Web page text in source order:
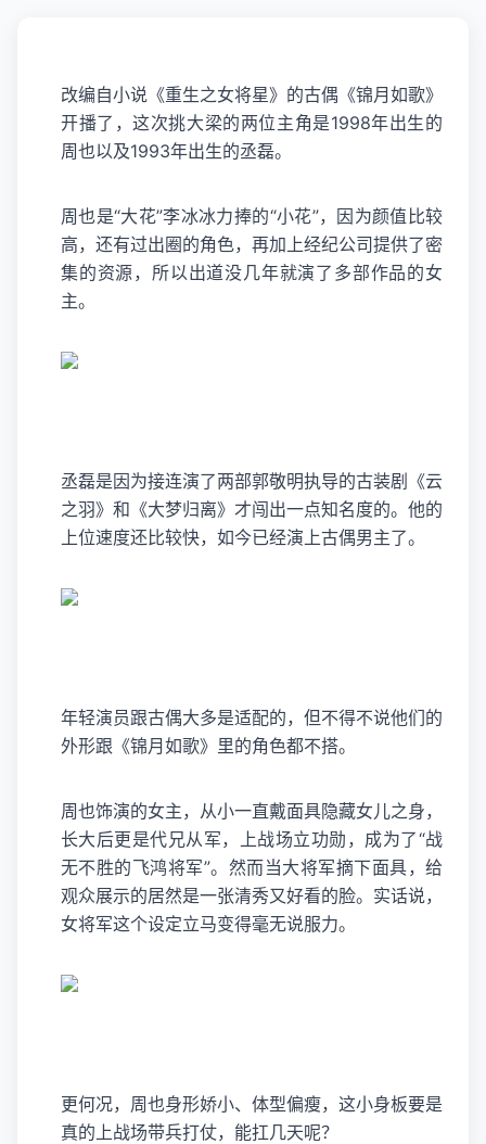
改编自小说《重生之女将星》的古偶《锦月如歌》
开播了，这次挑大梁的两位主角是1998年出生的
周也以及1993年出生的丞磊。
周也是“大花”李冰冰力捧的“小花”，因为颜值比较
高，还有过出圈的角色，再加上经纪公司提供了密
集的资源，所以出道没几年就演了多部作品的女
主。
丞磊是因为接连演了两部郭敬明执导的古装剧《云
之羽》和《大梦归离》才闯出一点知名度的。他的
上位速度还比较快，如今已经演上古偶男主了。
年轻演员跟古偶大多是适配的，但不得不说他们的
外形跟《锦月如歌》里的角色都不搭。
周也饰演的女主，从小一直戴面具隐藏女儿之身，
长大后更是代兄从军，上战场立功勋，成为了“战
无不胜的飞鸿将军”。然而当大将军摘下面具，给
观众展示的居然是一张清秀又好看的脸。实话说，
女将军这个设定立马变得毫无说服力。
更何况，周也身形娇小、体型偏瘦，这小身板要是
真的上战场带兵打仗，能扛几天呢？